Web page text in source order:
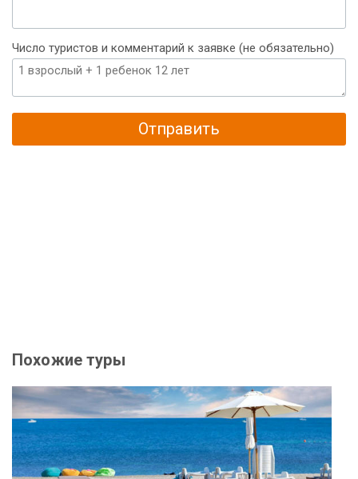
Число туристов и комментарий к заявке (не обязательно)
Отправить
Похожие туры